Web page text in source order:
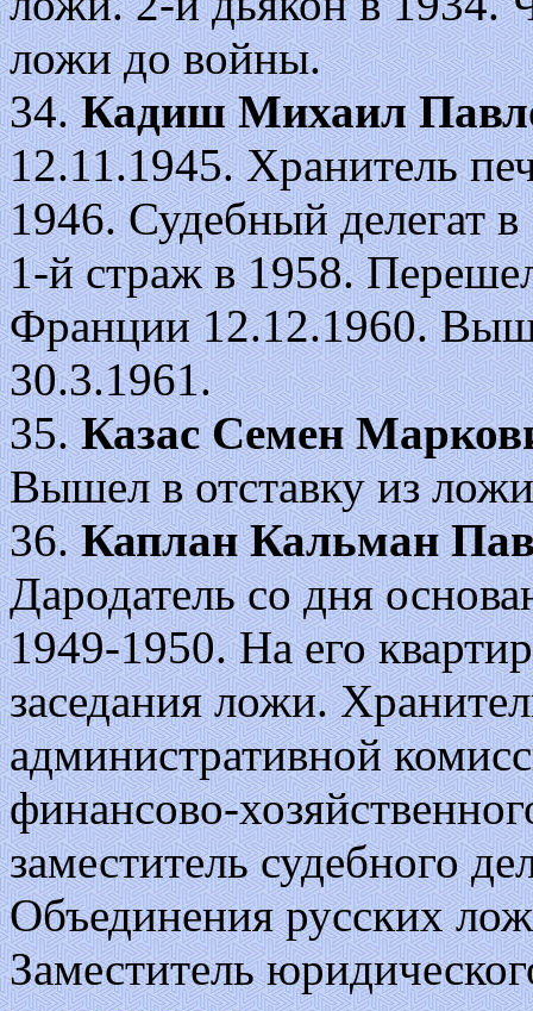
ложи до войны.
34.Кадиш Михаил
12.11.1945. Хранитель
1946. Судебный делегат
1-й страж в 1958.
Франции 12.12.1960.
30.3.1961.
35.Казас Семен
Вышел в отставку из
36.Каплан Кальман
Дародатель со дня
1949-1950. На его
заседания ложи.
административной
финансово-
заместитель судебного
Объединения русских
Заместитель